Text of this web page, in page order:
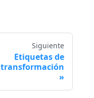
Siguiente
Etiquetas de
transformación